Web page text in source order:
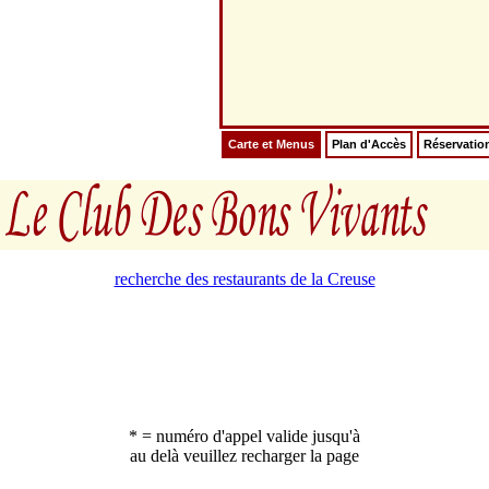
Carte et Menus Plan d'Accès
recherche des restaurants de la Creuse
* = numéro d'appel valide jusqu'à
au delà veuillez recharger la page